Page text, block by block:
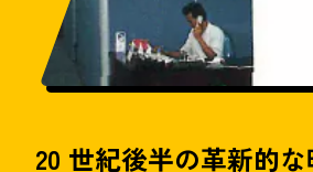
20 世紀後半の革新的